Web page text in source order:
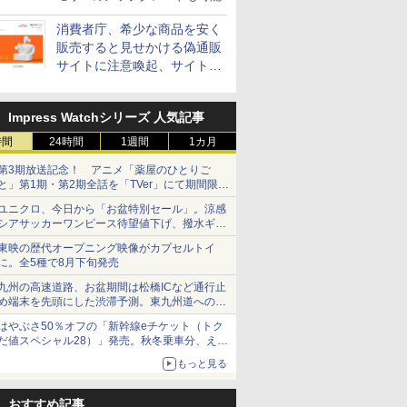
消費者庁、希少な商品を安く
販売すると見せかける偽通販
サイトに注意喚起、サイト名
Impress Watchシリーズ 人気記事
24時間 1週間 1カ月
3期放送記念！ アニメ「薬屋のひとりご
」第1期・第2期全話を「TVer」にて期間限定
順次無料配信開始
ニクロ、今日から「お盆特別セール」。涼感
アサッカーワンピース待望値下げ、撥水ギア
ョーツは1990円に
映の歴代オープニング映像がカプセルトイ
。全5種で8月下旬発売
州の高速道路、お盆期間は松橋ICなど通行止
端末を先頭にした渋滞予測。東九州道への迂
は料金調整を実施
やぶさ50％オフの「新幹線eチケット（トク
値スペシャル28）」発売。秋冬乗車分、えき
もっと見る